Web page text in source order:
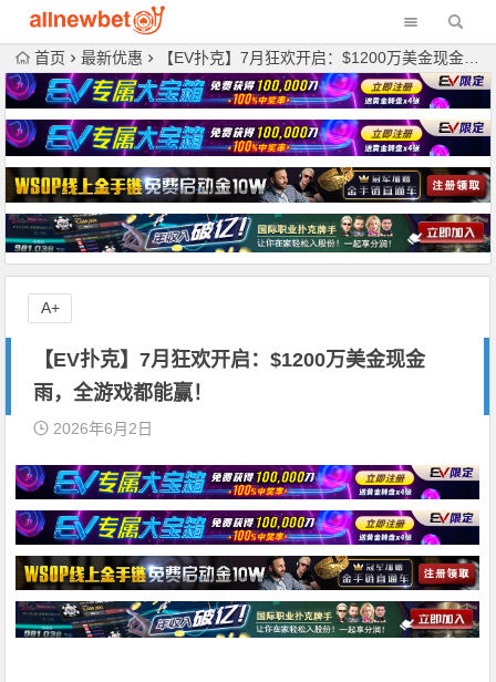
首页 最新优惠 【EV扑克】7月狂欢开启：$1200万美金现金雨，全游戏都能赢！
【EV扑克】7月狂欢开启：$1200万美金现金
雨，全游戏都能赢！
2026年6月2日
A+